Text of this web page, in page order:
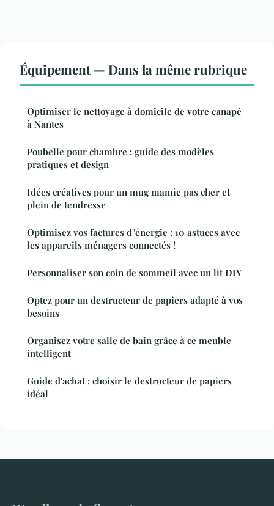
Équipement — Dans la même rubrique
Optimiser le nettoyage à domicile de votre canapé
à Nantes
Poubelle pour chambre : guide des modèles
pratiques et design
Idées créatives pour un mug mamie pas cher et
plein de tendresse
Optimisez vos factures d"énergie : 10 astuces avec
les appareils ménagers connectés !
Personnaliser son coin de sommeil avec un lit DIY
Optez pour un destructeur de papiers adapté à vos
besoins
Organisez votre salle de bain grâce à ce meuble
intelligent
Guide d'achat : choisir le destructeur de papiers
idéal